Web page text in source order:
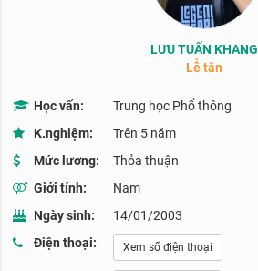
LƯU TUẤN KHANG
Lễ tân
Học vấn:
Trung học Phổ thông
K.nghiệm:
Trên 5 năm
Mức lương:
Thỏa thuận
Giới tính:
Nam
Ngày sinh:
14/01/2003
Điện thoại:
Xem số điện thoại